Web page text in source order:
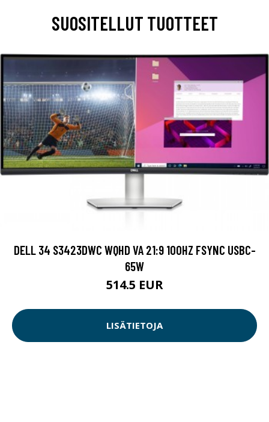
SUOSITELLUT TUOTTEET
DELL 34 S3423DWC WQHD VA 21:9 100HZ FSYNC USBC-
65W
514.5 EUR
LISÄTIETOJA